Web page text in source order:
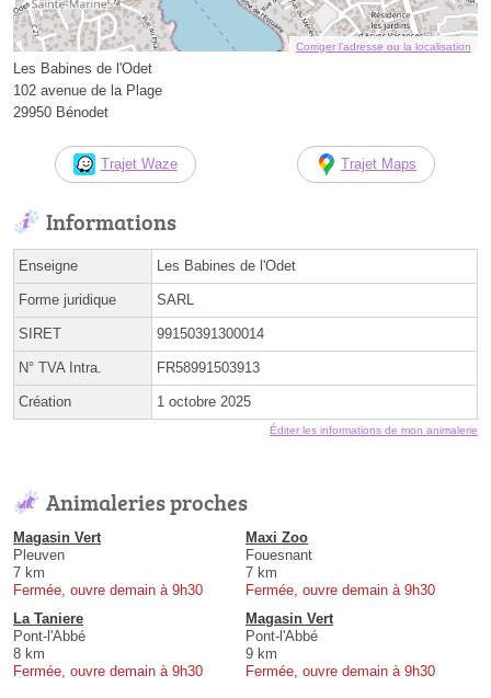
Corriger l’adresse ou la localisation
Les Babines de l'Odet
102 avenue de la Plage
29950 Bénodet
Trajet Waze Trajet Maps
Informations
Enseigne Les Babines de l'Odet
Forme juridique SARL
SIRET 99150391300014
N° TVA Intra. FR58991503913
Création 1 octobre 2025
Éditer les informations de mon animalerie
Animaleries proches
Magasin Vert
Pleuven
7 km
Fermée, ouvre demain à 9h30
Maxi Zoo
Fouesnant
7 km
Fermée, ouvre demain à 9h30
La Taniere
Pont-l'Abbé
8 km
Fermée, ouvre demain à 9h30
Magasin Vert
Pont-l'Abbé
9 km
Fermée, ouvre demain à 9h30